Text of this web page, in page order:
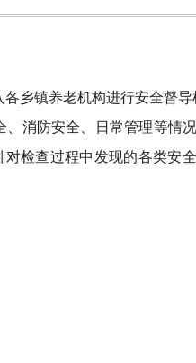
各乡镇养老机构进行安全督导
、消防安全、日常管理等情
对检查过程中发现的各类安